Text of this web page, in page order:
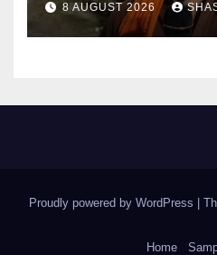
8 AUGUST 2026
Proudly powered by WordPress
Home